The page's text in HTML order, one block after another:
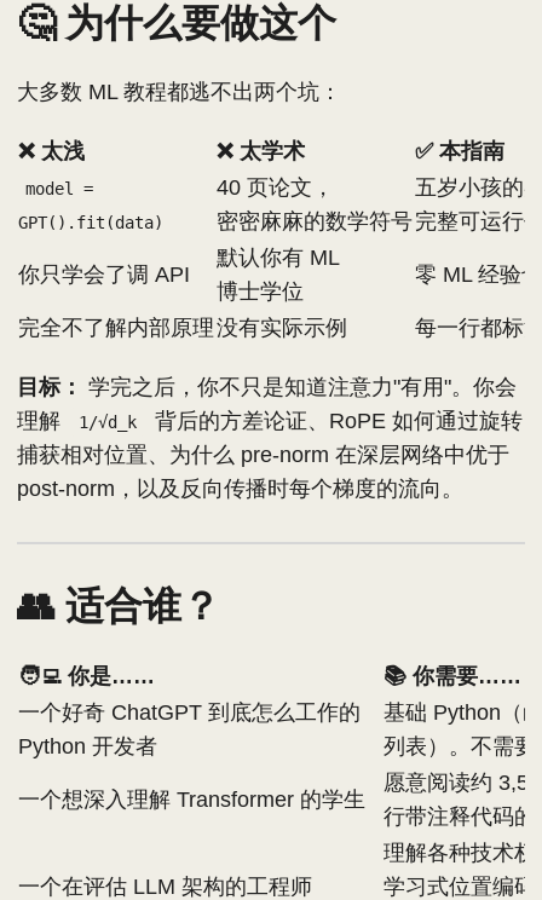
🤔 为什么要做这个
大多数 ML 教程都逃不出两个坑：
❌ 太浅 ❌ 太学术 ✅ 本指南
model =
GPT().fit(data)
40 页论文，
密密麻麻的数学符号
五岁小孩的
完整可运行
你只学会了调 API
默认你有 ML
博士学位
零 ML 经验
完全不了解内部原理没有实际示例 每一行都标
目标： 学完之后，你不只是知道注意力"有用"。你会
理解
1/√d_k
背后的方差论证、RoPE 如何通过旋转
捕获相对位置、为什么 pre-norm 在深层网络中优于
post-norm，以及反向传播时每个梯度的流向。
👥 适合谁？
🧑‍💻 你是……
📚 你需要……
一个好奇 ChatGPT 到底怎么工作的
Python 开发者
基础 Python（
列表）。不需要
一个想深入理解 Transformer 的学生
愿意阅读约
行带注释代码的
一个在评估 LLM 架构的工程师
理解各种技术
学习式位置编